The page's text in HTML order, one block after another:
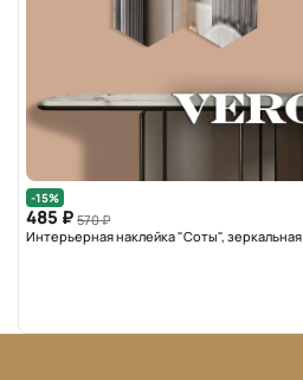
-15%
485 ₽ 570 ₽
Интерьерная наклейка "Соты", зеркальная